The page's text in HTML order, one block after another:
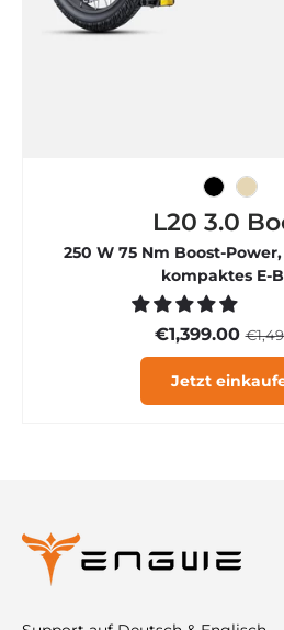
Schwarz
Sekt
L20 3.0
250 W 75 Nm Boost-
kompaktes E-
€1,399.00
Jetzt